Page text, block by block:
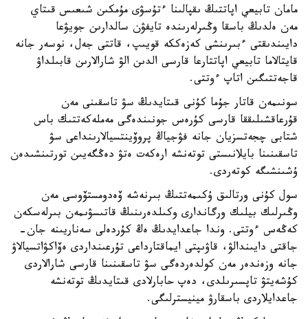
مامان تابيعي اپاتتىڭ ىقپالىنا ءتۇسۋى مۇمكىن شىعىس قىتاي
مەن ەلدىڭ باسقا وڭىرلەرىندە تايفۋن سالدارىن جويۋعا
دايىندىقتى ءبىرىنشى كەزەككە قويىپ، قاتتى جەل، نوسەر جانە
قايتالاما تابيعي اپاتتارعا قارسى الدىن الۋ شارالارىن قابىلداۋ
قاجەتتىگىن اتاپ ءوتتى.
سونىمەن قاتار جۇما كۇنى قىتايدىڭ سۋ تاسقىنى مەن
قۇرعاقشىلىققا قارسى كۇرەس جونىندەگى مەملەكەتتىك باس
شتابى چجەتسزيان جانە فۋجياڭ پروۆينتسيالارىنداعى سۋ
تاسقىنىنا بايلانىستى توتەنشە ارەكەت ەتۋ دەڭگەيىن تورتىنشىدەن
ۇشىنشىگە كوتەردى.
سول كۇنى ورتالىق ۇكىمەتتىڭ بىرنەشە ۆەدومستۆوسى مەن
وڭىرلىك بيلىك ورگاندارى وكىلدەرىنىڭ قاتىسۋىمەن بىرلەسكەن
كەڭەس ءوتتى. وندا جاعدايدىڭ ەڭ كۇردەلى سەناريىنە جان-
جاقتى دايىندالۋ، قاۋىپتى ايماقتارداعى تۇرعىنداردى ەۆاكۋاتسيالاۋ
جانە وزەندەر مەن كولدەردەگى سۋ تاسقىنىنا قارسى شارالاردى
كۇشەيتۋ تاپسىرىلدى، دەپ حابارلادى قىتايدىڭ توتەنشە
جاعدايلاردى باسقارۋ مينيسترلىگى.